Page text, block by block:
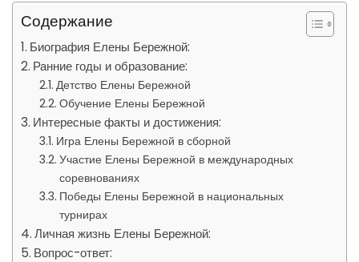
Содержание
Биография Елены Бережной:
Ранние годы и образование:
Детство Елены Бережной
Обучение Елены Бережной
Интересные факты и достижения:
Игра Елены Бережной в сборной
Участие Елены Бережной в международных
соревнованиях
Победы Елены Бережной в национальных
турнирах
Личная жизнь Елены Бережной:
Вопрос-ответ: